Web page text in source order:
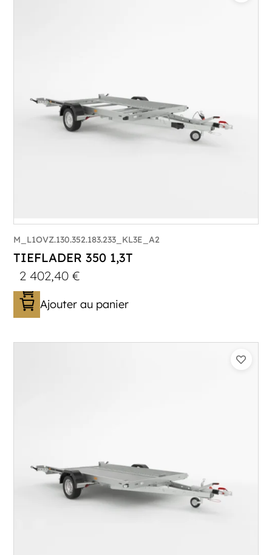
M_L1OVZ.130.352.183.233_KL3E_A2
TIEFLADER 350 1,3T
2 402,40€
Ajouter au panier